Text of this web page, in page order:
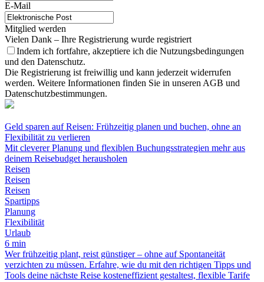
E-Mail
Mitglied werden
Vielen Dank – Ihre Registrierung wurde registriert
Indem ich fortfahre, akzeptiere ich die Nutzungsbedingungen
und den Datenschutz.
Die Registrierung ist freiwillig und kann jederzeit widerrufen
werden. Weitere Informationen finden Sie in unseren AGB und
Datenschutzbestimmungen.
Geld sparen auf Reisen: Frühzeitig planen und buchen, ohne an
Flexibilität zu verlieren
Mit cleverer Planung und flexiblen Buchungsstrategien mehr aus
deinem Reisebudget herausholen
Reisen
Reisen
Reisen
Spartipps
Planung
Flexibilität
Urlaub
6 min
Wer frühzeitig plant, reist günstiger – ohne auf Spontaneität
verzichten zu müssen. Erfahre, wie du mit den richtigen Tipps und
Tools deine nächste Reise kosteneffizient gestaltest, flexible Tarife